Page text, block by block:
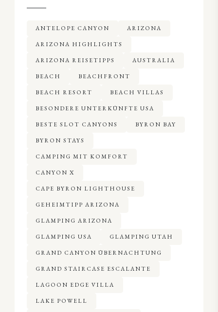
ANTELOPE CANYON ARIZONA
ARIZONA HIGHLIGHTS
ARIZONA REISETIPPS AUSTRALIA
BEACH BEACHFRONT
BEACH RESORT BEACH VILLAS
BESONDERE UNTERKÜNFTE USA
BESTE SLOT CANYONS BYRON BAY
BYRON STAYS
CAMPING MIT KOMFORT
CANYON X
CAPE BYRON LIGHTHOUSE
GEHEIMTIPP ARIZONA
GLAMPING ARIZONA
GLAMPING USA GLAMPING UTAH
GRAND CANYON ÜBERNACHTUNG
GRAND STAIRCASE ESCALANTE
LAGOON EDGE VILLA
LAKE POWELL